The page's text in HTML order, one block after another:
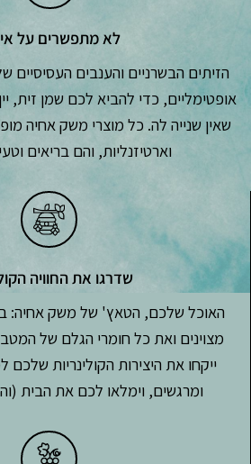
לא מתפשרים על
הזיתים הבשרניים והענבים העסיסיים
אופטימליים, כדי להביא לכם שמן זית,
שאין שנייה לה. כל מוצרי משק אחיה
וארטיזנליות, והם בריאים
שדרגו את החוויה
האוכל שלכם, הטאץ' של משק אחיה:
מצוינים ואת כל חומרי הגלם של
ייקחו את היצירות הקולינריות
ומרגשים, וימלאו לכם את הבית